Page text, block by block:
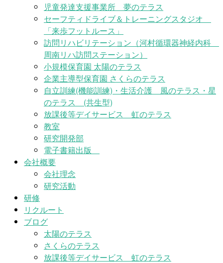
児童発達支援事業所 夢のテラス
セーフティドライブ＆トレーニングスタジオ
「来歩フットルース」
訪問リハビリテーション（河村循環器神経内科
周南リハ訪問ステーション）
小規模保育園 太陽のテラス
企業主導型保育園 さくらのテラス
自立訓練(機能訓練)・生活介護 風のテラス・星
のテラス (共生型)
放課後等デイサービス 虹のテラス
教室
研究開発部
電子書籍出版
会社概要
会社理念
研究活動
研修
リクルート
ブログ
太陽のテラス
さくらのテラス
放課後等デイサービス 虹のテラス